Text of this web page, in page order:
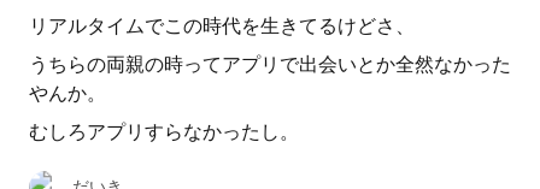
リアルタイムでこの時代を生きてるけどさ、
うちらの両親の時ってアプリで出会いとか全然なかった
やんか。
むしろアプリすらなかったし。